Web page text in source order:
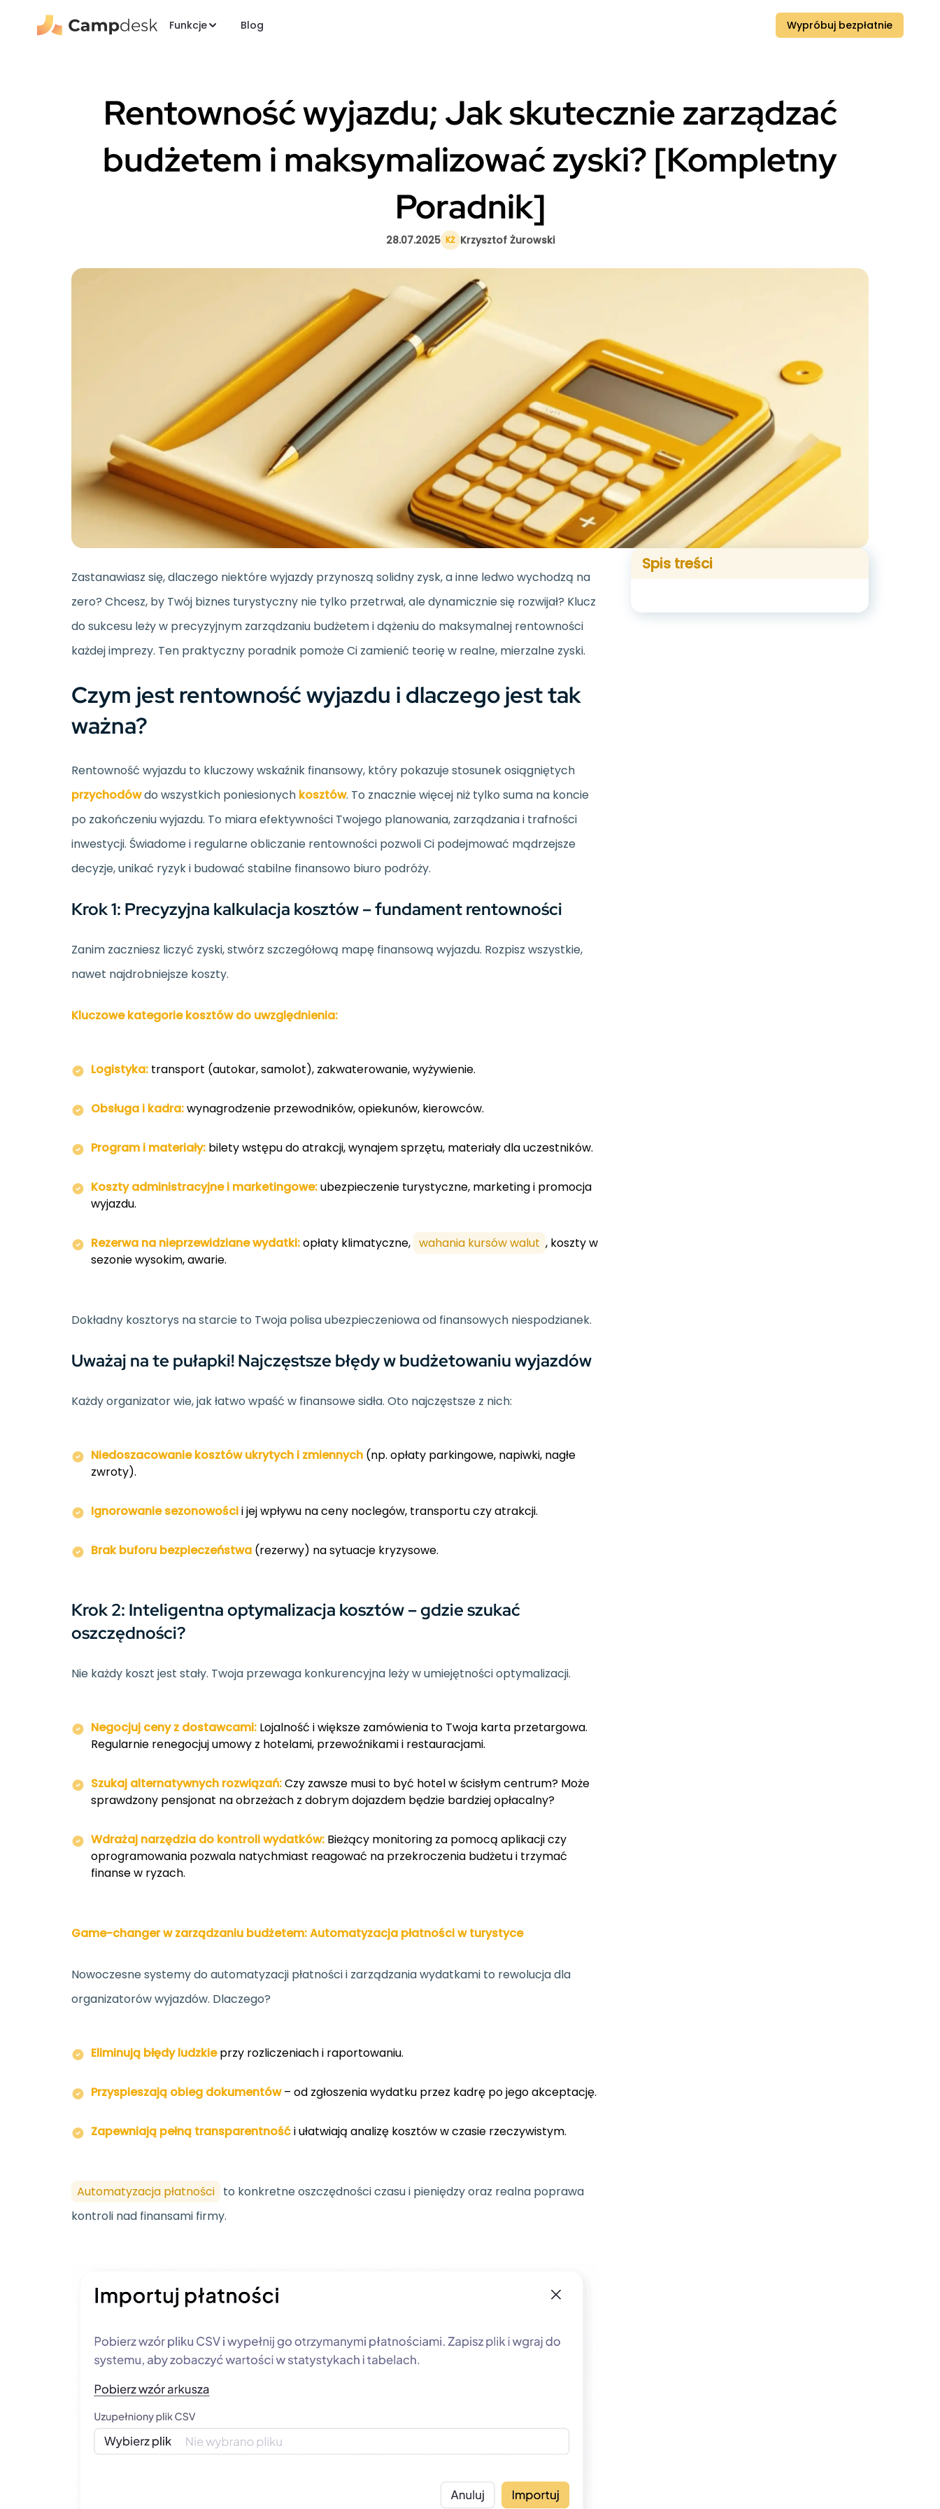
Funkcje Blog Wypróbuj bezpłatnie
Rentowność wyjazdu; Jak skutecznie zarządzać
budżetem i maksymalizować zyski? [Kompletny
Poradnik]
28.07.2025 KŻ Krzysztof Żurowski
Zastanawiasz się, dlaczego niektóre wyjazdy przynoszą solidny zysk, a inne ledwo wychodzą na
zero? Chcesz, by Twój biznes turystyczny nie tylko przetrwał, ale dynamicznie się rozwijał? Klucz
do sukcesu leży w precyzyjnym zarządzaniu budżetem i dążeniu do maksymalnej rentowności
każdej imprezy. Ten praktyczny poradnik pomoże Ci zamienić teorię w realne, mierzalne zyski.
Czym jest rentowność wyjazdu i dlaczego jest tak
ważna?
Rentowność wyjazdu to kluczowy wskaźnik finansowy, który pokazuje stosunek osiągniętych
przychodówdo wszystkich poniesionych kosztów. To znacznie więcej niż tylko suma na koncie
po zakończeniu wyjazdu. To miara efektywności Twojego planowania, zarządzania i trafności
inwestycji. Świadome i regularne obliczanie rentowności pozwoli Ci podejmować mądrzejsze
decyzje, unikać ryzyk i budować stabilne finansowo biuro podróży.
Krok 1: Precyzyjna kalkulacja kosztów – fundament rentowności
Zanim zaczniesz liczyć zyski, stwórz szczegółową mapę finansową wyjazdu. Rozpisz wszystkie,
nawet najdrobniejsze koszty.
Kluczowe kategorie kosztów do uwzględnienia:
Logistyka: transport (autokar, samolot), zakwaterowanie, wyżywienie.
Obsługa i kadra:wynagrodzenie przewodników, opiekunów, kierowców.
Program i materiały: bilety wstępu do atrakcji, wynajem sprzętu, materiały dla uczestników.
Koszty administracyjne i marketingowe:ubezpieczenie turystyczne, marketing i promocja
wyjazdu.
Rezerwa na nieprzewidziane wydatki:opłaty klimatyczne, wahania kursów walut , koszty w
sezonie wysokim, awarie.
Dokładny kosztorys na starcie to Twoja polisa ubezpieczeniowa od finansowych niespodzianek.
Uważaj na te pułapki! Najczęstsze błędy w budżetowaniu wyjazdów
Każdy organizator wie, jak łatwo wpaść w finansowe sidła. Oto najczęstsze z nich:
Niedoszacowanie kosztów ukrytych i zmiennych (np. opłaty parkingowe, napiwki, nagłe
zwroty).
Ignorowanie sezonowościi jej wpływu na ceny noclegów, transportu czy atrakcji.
Brak buforu bezpieczeństwa (rezerwy) na sytuacje kryzysowe.
Krok 2: Inteligentna optymalizacja kosztów – gdzie szukać
oszczędności?
Nie każdy koszt jest stały. Twoja przewaga konkurencyjna leży w umiejętności optymalizacji.
Negocjuj ceny z dostawcami: Lojalność i większe zamówienia to Twoja karta przetargowa.
Regularnie renegocjuj umowy z hotelami, przewoźnikami i restauracjami.
Szukaj alternatywnych rozwiązań:Czy zawsze musi to być hotel w ścisłym centrum? Może
sprawdzony pensjonat na obrzeżach z dobrym dojazdem będzie bardziej opłacalny?
Wdrażaj narzędzia do kontroli wydatków: Bieżący monitoring za pomocą aplikacji czy
oprogramowania pozwala natychmiast reagować na przekroczenia budżetu i trzymać
finanse w ryzach.
Game-changer w zarządzaniu budżetem: Automatyzacja płatności w turystyce
Nowoczesne systemy do automatyzacji płatności i zarządzania wydatkami to rewolucja dla
organizatorów wyjazdów. Dlaczego?
Eliminują błędy ludzkieprzy rozliczeniach i raportowaniu.
Przyspieszają obieg dokumentów– od zgłoszenia wydatku przez kadrę po jego akceptację.
Zapewniają pełną transparentnośći ułatwiają analizę kosztów w czasie rzeczywistym.
Automatyzacja płatności to konkretne oszczędności czasu i pieniędzy oraz realna poprawa
kontroli nad finansami firmy.
Spis treści